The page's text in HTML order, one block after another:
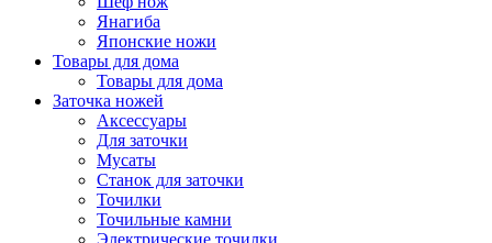
Янагиба
Японские ножи
Товары для дома
Товары для дома
Заточка ножей
Аксессуары
Для заточки
Мусаты
Станок для заточки
Точилки
Точильные камни
Электрические точилки